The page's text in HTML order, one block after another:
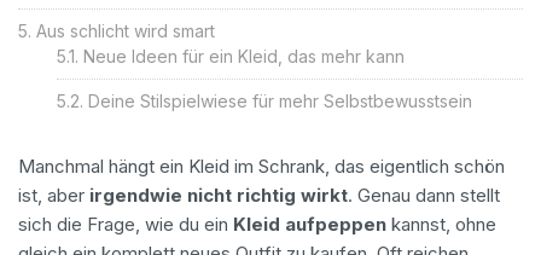
Aus schlicht wird smart
Neue Ideen für ein Kleid, das mehr kann
Deine Stilspielwiese für mehr Selbstbewusstsein
Manchmal hängt ein Kleid im Schrank, das eigentlich schön
ist, aber irgendwie nicht richtig wirkt. Genau dann stellt
sich die Frage, wie du ein Kleid aufpeppen kannst, ohne